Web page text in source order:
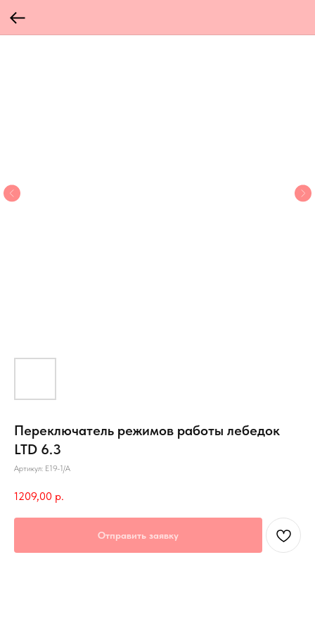
Переключатель режимов работы лебедок
LTD 6.3
Артикул: Е19-1/A
1209,00 р.
Отправить заявку